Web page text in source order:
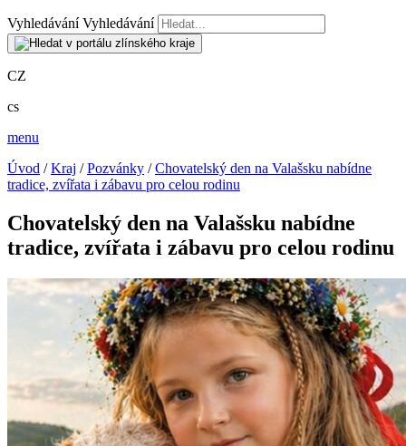
Vyhledávání Vyhledávání
CZ
cs
menu
Úvod /Kraj /Pozvánky /Chovatelský den na Valašsku nabídne
tradice, zvířata i zábavu pro celou rodinu
Chovatelský den na Valašsku nabídne
tradice, zvířata i zábavu pro celou rodinu